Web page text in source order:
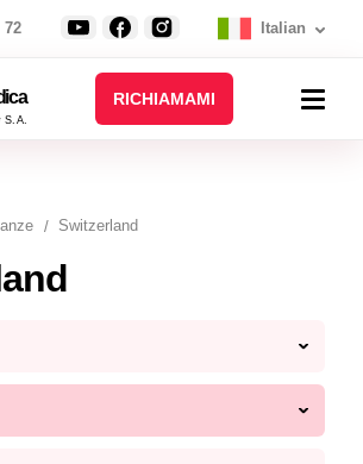
72 Italian
S.A.
RICHIAMAMI
Switzerland